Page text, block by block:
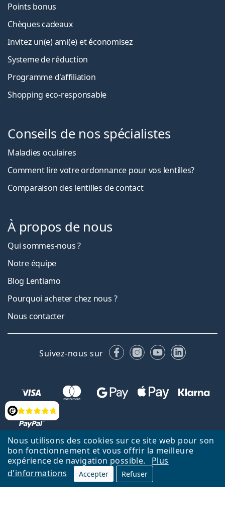
Nous utilisons des cookies sur ce site web pour son
bon fonctionnement et vous offrir la meilleure
expérience de navigation possible.
Plus
d'informations
Accepter Refuser
Évaluation
Points bonus
Chèques cadeaux
Invitez un(e) ami(e) et économisez
Systeme de réduction
Programme d'affiliation
Shopping eco-responsable
Conseils de nos spécialistes
Maladies oculaires
Comment lire votre ordonnance pour vos lentilles?
Comparaison des lentilles de contact
À propos de nous
Qui sommes-nous ?
Notre équipe
Blog Lentiamo
Pourquoi acheter chez nous ?
Nous contacter
Suivez-nous sur FacebookInstagram
YouTubeLinkedIn
Retour à la page d'accueil Haut
Deutsch
Lentiamo.ch est géré et exploité par Lentiamo s.r.o., République
Un service en ligne pour vous depuis 18 ans.